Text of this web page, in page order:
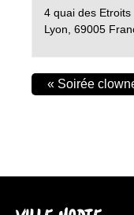
4 quai des Etroits
Lyon 69005
« Soirée